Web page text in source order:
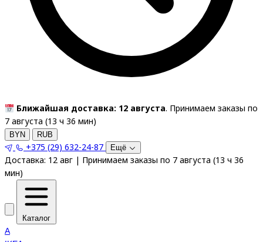
Ближайшая доставка: 12 августа. Принимаем заказы по
7 августа (13 ч 36 мин)
BYN RUB
+375 (29) 632-24-87 Ещё
Доставка: 12 авг | Принимаем заказы по 7 августа (13 ч 36
мин)
Каталог
A